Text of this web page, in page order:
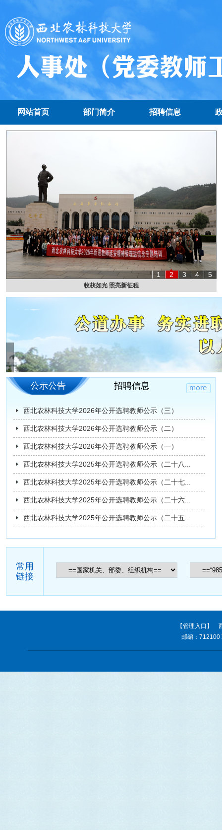
网站首页 部门简介 招聘信息
收获如光 照亮新征程
null
1 2 3 4 5
公示公告 招聘信息
西北农林科技大学2026年公开选聘教师公示（三）
西北农林科技大学2026年公开选聘教师公示（二）
西北农林科技大学2026年公开选聘教师公示（一）
西北农林科技大学2025年公开选聘教师公示（二十八...
西北农林科技大学2025年公开选聘教师公示（二十七...
西北农林科技大学2025年公开选聘教师公示（二十六...
西北农林科技大学2025年公开选聘教师公示（二十五...
常用
链接
【管理入口】
邮编：712100